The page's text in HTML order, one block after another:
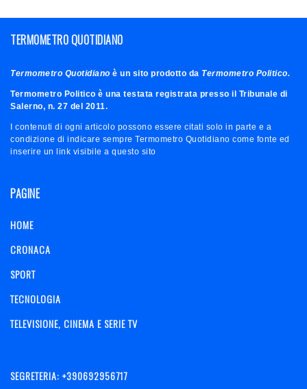
TERMOMETRO QUOTIDIANO
Termometro Quotidiano è un sito prodotto da Termometro Politico.
Termometro Politico è una testata registrata presso il Tribunale di
Salerno, n. 27 del 2011.
I contenuti di ogni articolo possono essere citati solo in parte e a
condizione di indicare sempre Termometro Quotidiano come fonte ed
inserire un link visibile a questo sito
PAGINE
HOME
CRONACA
SPORT
TECNOLOGIA
TELEVISIONE, CINEMA E SERIE TV
SEGRETERIA: +390692956717